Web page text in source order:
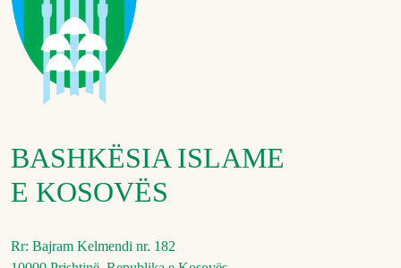
BASHKËSIA ISLAME
E KOSOVËS
Rr: Bajram Kelmendi nr. 182